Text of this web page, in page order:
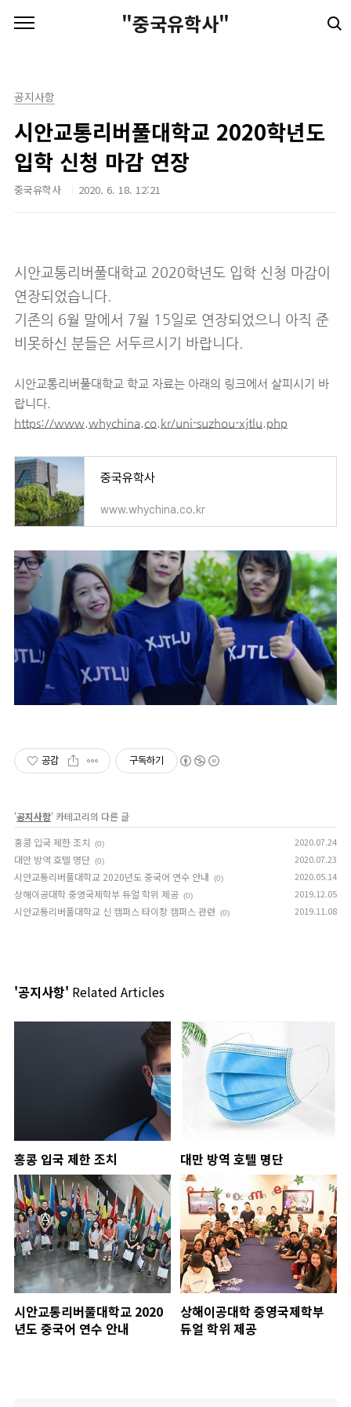
"중국유학사"
공지사항
시안교통리버풀대학교 2020학년도
입학 신청 마감 연장
중국유학사 2020. 6. 18. 12:21
시안교통리버풀대학교 2020학년도 입학 신청 마감이
연장되었습니다.
기존의 6월 말에서 7월 15일로 연장되었으니 아직 준
비못하신 분들은 서두르시기 바랍니다.
시안교통리버풀대학교 학교 자료는 아래의 링크에서 살피시기 바
랍니다.
https://www.whychina.co.kr/uni-suzhou-xjtlu.php
중국유학사
www.whychina.co.kr
공감 구독하기
'공지사항' 카테고리의 다른 글
홍콩 입국 제한 조치
(0) 2020.07.24
대만 방역 호텔 명단 (0) 2020.07.23
시안교통리버풀대학교 2020년도 중국어 연수 안내 (0) 2020.05.14
상해이공대학 중영국제학부 듀얼 학위 제공 (0) 2019.12.05
시안교통리버풀대학교 신 캠퍼스 타이창 캠퍼스 관련 (0) 2019.11.08
'공지사항' Related Articles
홍콩 입국 제한 조치 대만 방역 호텔 명단
시안교통리버풀대학교 2020
년도 중국어 연수 안내
상해이공대학 중영국제학부
듀얼 학위 제공